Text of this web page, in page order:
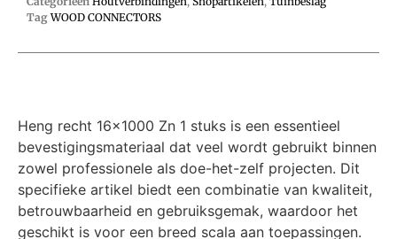
Tag WOOD CONNECTORS
Heng recht 16×1000 Zn 1 stuks is een essentieel
bevestigingsmateriaal dat veel wordt gebruikt binnen
zowel professionele als doe-het-zelf projecten. Dit
specifieke artikel biedt een combinatie van kwaliteit,
betrouwbaarheid en gebruiksgemak, waardoor het
geschikt is voor een breed scala aan toepassingen.